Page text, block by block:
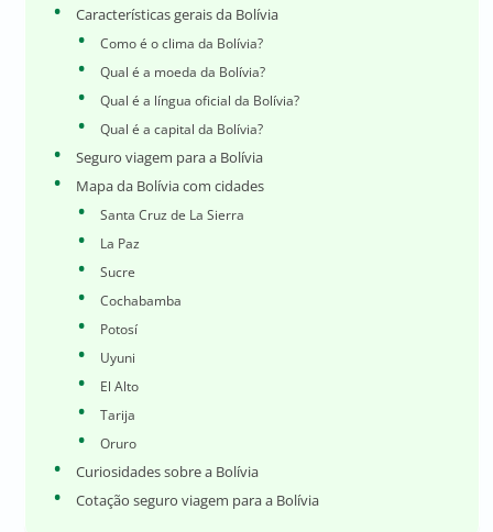
Características gerais da Bolívia
Como é o clima da Bolívia?
Qual é a moeda da Bolívia?
Qual é a língua oficial da Bolívia?
Qual é a capital da Bolívia?
Seguro viagem para a Bolívia
Mapa da Bolívia com cidades
Santa Cruz de La Sierra
La Paz
Sucre
Cochabamba
Potosí
Uyuni
El Alto
Tarija
Oruro
Curiosidades sobre a Bolívia
Cotação seguro viagem para a Bolívia